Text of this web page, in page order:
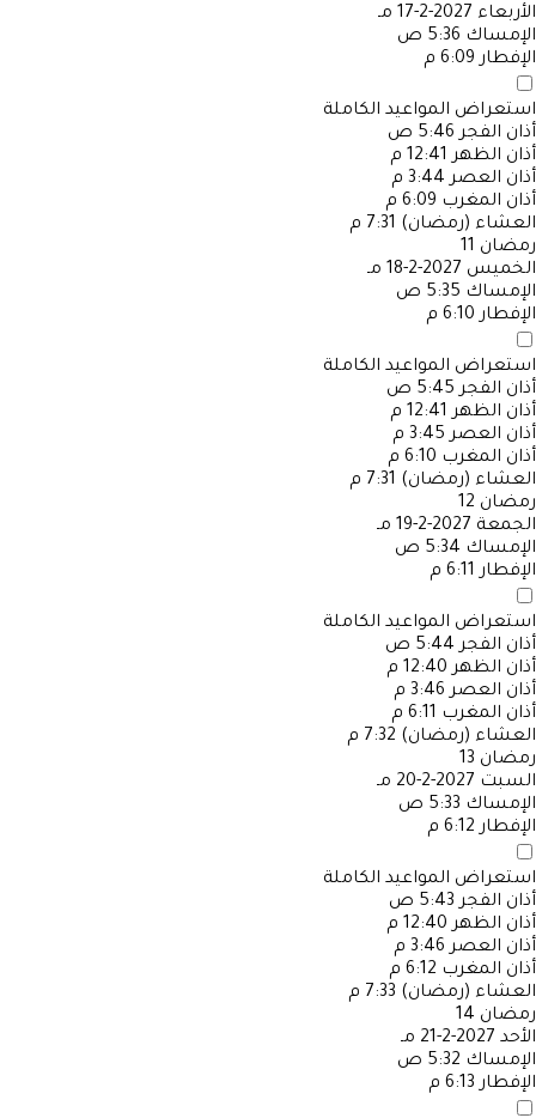
الأربعاء 2027-2-17 مـ
الإمساك 5:36 ص
الإفطار 6:09 م
استعراض المواعيد الكاملة
أذان الفجر 5:46 ص
أذان الظهر 12:41 م
أذان العصر 3:44 م
أذان المغرب 6:09 م
العشاء (رمضان) 7:31 م
رمضان 11
الخميس 2027-2-18 مـ
الإمساك 5:35 ص
الإفطار 6:10 م
استعراض المواعيد الكاملة
أذان الفجر 5:45 ص
أذان الظهر 12:41 م
أذان العصر 3:45 م
أذان المغرب 6:10 م
العشاء (رمضان) 7:31 م
رمضان 12
الجمعة 2027-2-19 مـ
الإمساك 5:34 ص
الإفطار 6:11 م
استعراض المواعيد الكاملة
أذان الفجر 5:44 ص
أذان الظهر 12:40 م
أذان العصر 3:46 م
أذان المغرب 6:11 م
العشاء (رمضان) 7:32 م
رمضان 13
السبت 2027-2-20 مـ
الإمساك 5:33 ص
الإفطار 6:12 م
استعراض المواعيد الكاملة
أذان الفجر 5:43 ص
أذان الظهر 12:40 م
أذان العصر 3:46 م
أذان المغرب 6:12 م
العشاء (رمضان) 7:33 م
رمضان 14
الأحد 2027-2-21 مـ
الإمساك 5:32 ص
الإفطار 6:13 م